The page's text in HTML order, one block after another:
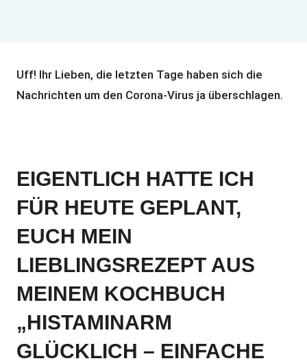
Uff! Ihr Lieben, die letzten Tage haben sich die
Nachrichten um den Corona-Virus ja überschlagen.
EIGENTLICH HATTE ICH
FÜR HEUTE GEPLANT,
EUCH MEIN
LIEBLINGSREZEPT AUS
MEINEM KOCHBUCH
„HISTAMINARM
GLÜCKLICH – EINFACHE